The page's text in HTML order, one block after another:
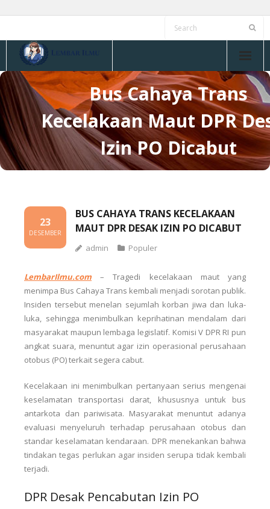
content
Bus Cahaya Trans
Kecelakaan Maut DPR
Izin PO Dicabut
BUS CAHAYA TRANS KECELAKAAN
MAUT DPR DESAK IZIN PO DICABUT
23
DESEMBER
admin Populer
LembarIlmu.com –Tragedi kecelakaan maut yang
menimpa Bus Cahaya Trans kembali menjadi sorotan publik.
Insiden tersebut menelan sejumlah korban jiwa dan luka-
luka, sehingga menimbulkan keprihatinan mendalam dari
masyarakat maupun lembaga legislatif. Komisi V DPR RI pun
angkat suara, menuntut agar izin operasional perusahaan
otobus (PO) terkait segera cabut.
Kecelakaan ini menimbulkan pertanyaan serius mengenai
keselamatan transportasi darat, khususnya untuk bus
antarkota dan pariwisata. Masyarakat menuntut adanya
evaluasi menyeluruh terhadap perusahaan otobus dan
standar keselamatan kendaraan. DPR menekankan bahwa
tindakan tegas perlukan agar insiden serupa tidak kembali
terjadi.
DPR Desak Pencabutan Izin PO